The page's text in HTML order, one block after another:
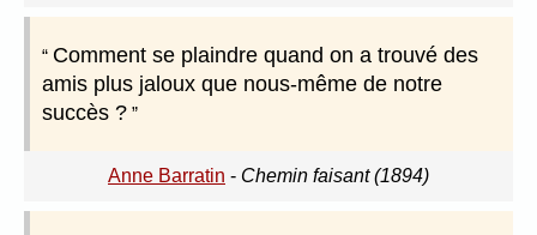
Comment se plaindre quand on a trouvé des
amis plus jaloux que nous-même de notre
succès ?
Anne Barratin - Chemin faisant (1894)